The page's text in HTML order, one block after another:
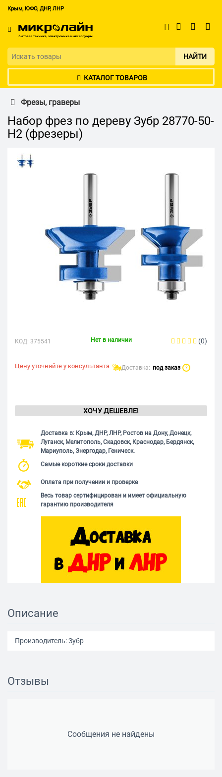
Крым, ЮФО, ДНР, ЛНР
НАЙТИ
КАТАЛОГ ТОВАРОВ
Фрезы, граверы
Набор фрез по дереву Зубр 28770-50-
H2 (фрезеры)
КОД: 375541 Нет в наличии (0)
Цену уточняйте у консультанта Доставка: под заказ ?
ХОЧУ ДЕШЕВЛЕ!
Доставка в: Крым, ДНР, ЛНР, Ростов на Дону, Донецк,
Луганск, Мелитополь, Скадовск, Краснодар, Бердянск,
Мариуполь, Энергодар, Геническ.
Самые короткие сроки доставки
Оплата при получении и проверке
Весь товар сертифицирован и имеет официальную
гарантию производителя
Описание
Производитель: Зубр
Отзывы
Сообщения не найдены